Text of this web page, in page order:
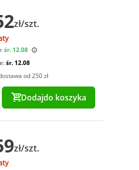
zł/szt.
śr. 12.08
śr. 12.08
od 250 zł
Dodajdo koszyka
zł/szt.